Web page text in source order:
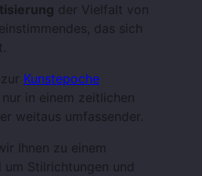
der Vielfalt von
das sich
Kunstepoche
in einem zeitlichen
weitaus umfassender.
Ihnen zu einem
um Stilrichtungen und